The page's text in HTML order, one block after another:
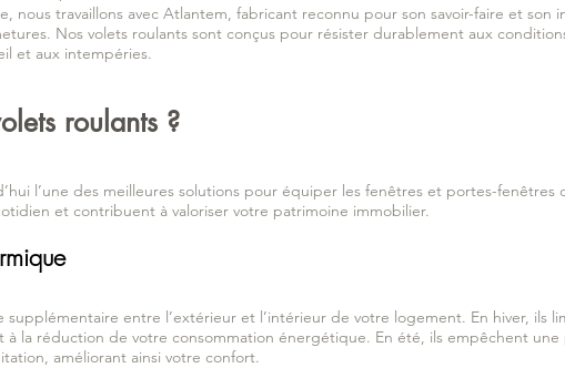
nous travaillons avec Atlantem, fabricant reconnu pour son savoir-faire et son
Nos volets roulants sont conçus pour résister durablement aux
et aux intempéries.
roulants ?
l’une des meilleures solutions pour équiper les fenêtres et portes-fenêtres
et contribuent à valoriser votre patrimoine immobilier.
supplémentaire entre l’extérieur et l’intérieur de votre logement. En hiver, ils
la réduction de votre consommation énergétique. En été, ils empêchent
améliorant ainsi votre confort.